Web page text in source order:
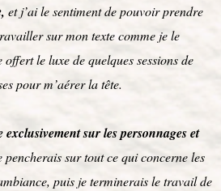
et j’ai le sentiment de pouvoir prendre
sur mon texte comme je le
le luxe de quelques sessions de
pour m’aérer la tête.
sur les personnages et
sur tout ce qui concerne les
puis je terminerais le travail de